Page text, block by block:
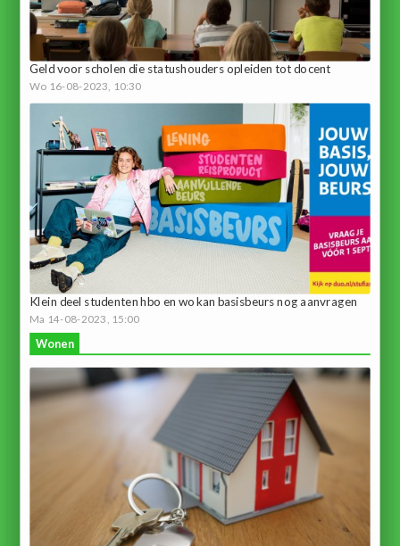
Geld voor scholen die statushouders opleiden tot docent
Wo 16-08-2023, 10:30
Klein deel studenten hbo en wo kan basisbeurs nog aanvragen
Ma 14-08-2023, 15:00
Wonen